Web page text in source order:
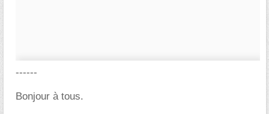
------
Bonjour à tous.